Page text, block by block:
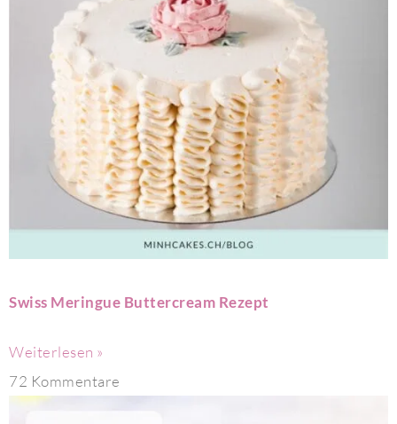
Swiss Meringue Buttercream Rezept
Weiterlesen »
72 Kommentare